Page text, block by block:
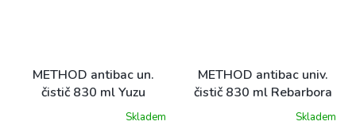
METHOD antibac un.
čistič 830 ml Yuzu
Skladem
METHOD antibac univ.
čistič 830 ml Rebarbora
Skladem